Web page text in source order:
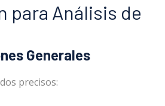
para Análisis de
Generales
precisos: